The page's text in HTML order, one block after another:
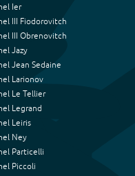
Ier
III Fiodorovitch
III Obrenovitch
Jazy
Jean Sedaine
Larionov
Le Tellier
Legrand
Leiris
Ney
Particelli
Piccoli